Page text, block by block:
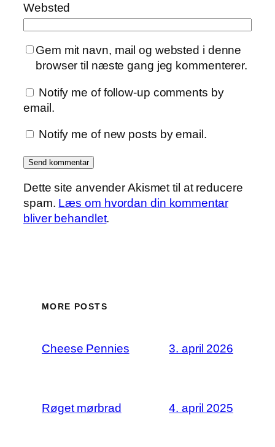
Websted
Gem mit navn, mail og websted i denne
browser til næste gang jeg kommenterer.
Notify me of follow-up comments by
email.
Notify me of new posts by email.
Dette site anvender Akismet til at reducere
spam. Læs om hvordan din kommentar
bliver behandlet.
MORE POSTS
Cheese Pennies 3. april 2026
Røget mørbrad 4. april 2025